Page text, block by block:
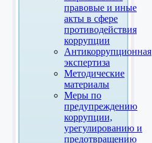
правовые и иные
акты в сфере
противодействия
коррупции
Антикоррупционная
экспертиза
Методические
материалы
Меры по
предупреждению
коррупции,
урегулированию и
предотвращению